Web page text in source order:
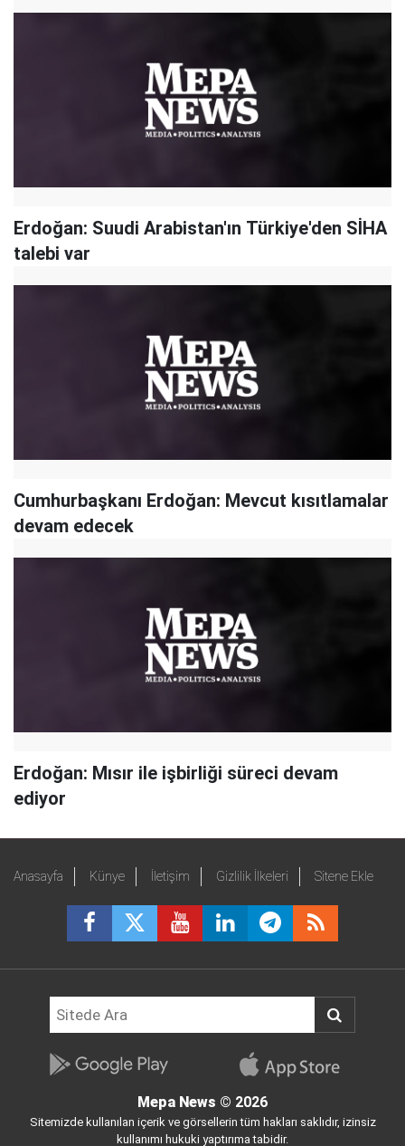
Erdoğan: Suudi Arabistan'ın Türkiye'den SİHA
talebi var
Cumhurbaşkanı Erdoğan: Mevcut kısıtlamalar
devam edecek
Erdoğan: Mısır ile işbirliği süreci devam
ediyor
Anasayfa Künye İletişim Gizlilik İlkeleri Sitene Ekle
Mepa News © 2026
Sitemizde kullanılan içerik ve görsellerin tüm hakları saklıdır, izinsiz
kullanımı hukuki yaptırıma tabidir.